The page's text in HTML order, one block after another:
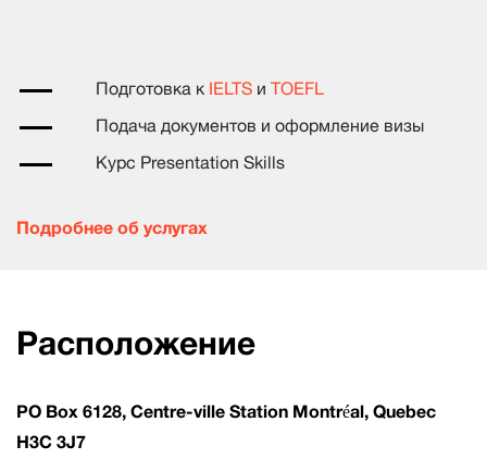
Подготовка к IELTS и TOEFL
Подача документов и оформление визы
Курс Presentation Skills
Подробнее об услугах
Расположение
PO Box 6128, Centre-ville Station Montréal, Quebec
H3C 3J7